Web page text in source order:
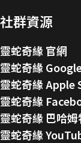
社群資源
靈蛇奇緣 官網
靈蛇奇緣
靈蛇奇緣 Apple
靈蛇奇緣
靈蛇奇緣 巴哈
靈蛇奇緣